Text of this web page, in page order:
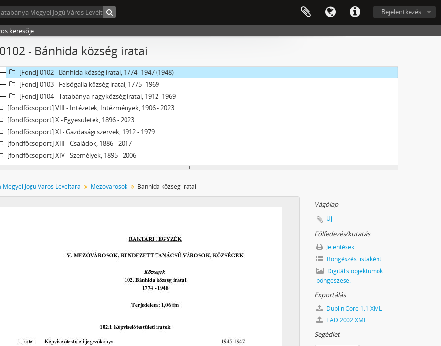
Bejelentkezés
keresője
- Bánhida község iratai
[Fond] 0086 - Tatabánya Megyei Város Iskolai Nyilvántartó Hivatalának iratai, 1948–1950
[Fond] 0087 - Tatabánya Megyei Város IV. ker. Iskolaigazgatóságának iratai, 1947–1949
[Fond] 0088 - Tatabánya Megyei Város III. ker. Kirendeltségének iratai, 1946–1950
[Fond] 0089 - Tatabánya Megyei Város IV. ker. Kirendeltségének iratai, 1946–1950
[Fond] 0101 - Alsógalla község iratai, 1775–1948
[Fond] 0102 - Bánhida község iratai, 1774–1947 (1948)
[Fond] 0103 - Felsőgalla község iratai, 1775–1969
[Fond] 0104 - Tatabánya nagyközség iratai, 1912–1969
[fondfőcsoport] VIII - Intézetek, Intézmények, 1906 - 2023
[fondfőcsoport] X - Egyesületek, 1896 - 2023
[fondfőcsoport] XI - Gazdasági szervek, 1912 - 1979
[fondfőcsoport] XIII - Családok, 1886 - 2017
[fondfőcsoport] XIV - Személyek, 1895 - 2006
[fondfőcsoport] XV - Gyűjtemények, 1223 - 2024
[fondfőcsoport] XXIII - Tanácsok, 1946 - 2002
[fondfőcsoport] XXXVII - MJV önkormányzatok, 1990 - 2012
Megyei Jogú Város Levéltára Mezővárosok Bánhida község iratai
Vágólap
Új
Fölfedezés/kutatás
Jelentések
Böngészés listaként.
Digitális objektumok
böngészése.
Exportálás
Dublin Core 1.1 XML
EAD 2002 XML
Segédlet